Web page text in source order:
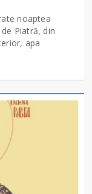
noaptea
Piatră, din
apa